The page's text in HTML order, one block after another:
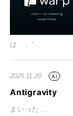
は 、"...
2025.11.20 AI
Antigravity
まいった ...